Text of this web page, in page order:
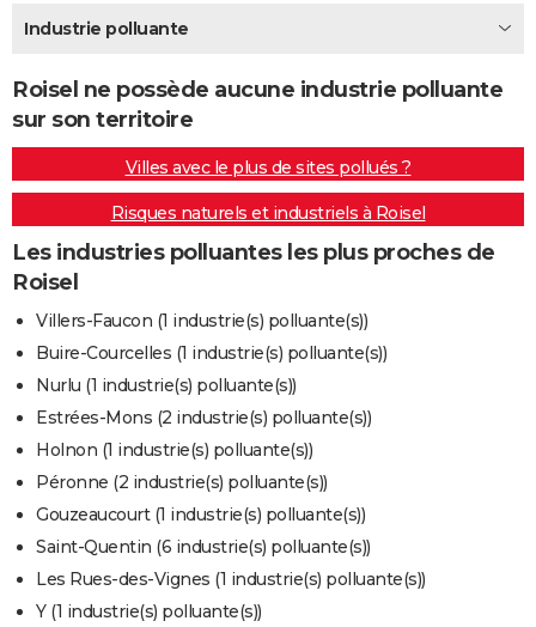
Destinations
City break
Voyage nature
Voyage de noces
Forum
Climat
+PHOTO
GUIDES D'ACHAT
BONS PLANS
CARTE DE VOEUX
Carte de Noël
Carte Bonne année
Carte Saint-Valentin
Carte d'anniversaire
DICTIONNAIRE
Dictionnaire
Biographies
Citations
Expressions
Proverbes
PROGRAMME TV
COPAINS D'AVANT
S'inscrire
Se connecter
Lycées
Collèges
Primaires
Universités
Entreprises
Service militaire
Avis de recherche
FORUM
Bricolage
Lifestyle
Culture
Sport
Auto
Television
Voyage
Cinema
Industrie polluante
Roisel ne possède aucune industrie polluante
sur son territoire
Villes avec le plus de sites pollués ?
Risques naturels et industriels à Roisel
Les industries polluantes les plus proches de
Roisel
Villers-Faucon (1 industrie(s) polluante(s))
Buire-Courcelles (1 industrie(s) polluante(s))
Nurlu (1 industrie(s) polluante(s))
Estrées-Mons (2 industrie(s) polluante(s))
Holnon (1 industrie(s) polluante(s))
Péronne (2 industrie(s) polluante(s))
Gouzeaucourt (1 industrie(s) polluante(s))
Saint-Quentin (6 industrie(s) polluante(s))
Les Rues-des-Vignes (1 industrie(s) polluante(s))
Y (1 industrie(s) polluante(s))